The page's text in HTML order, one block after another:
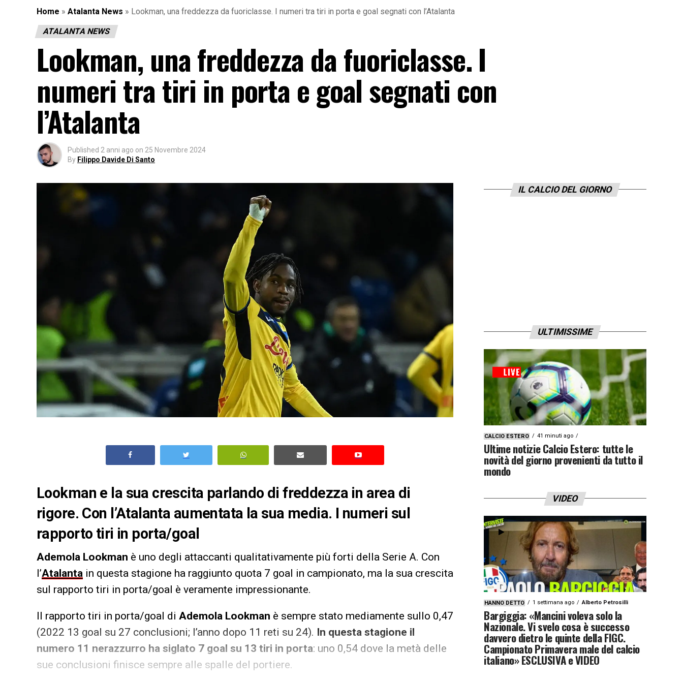
Home » Atalanta News » Lookman, una freddezza da fuoriclasse. I numeri tra tiri in porta e goal segnati con l’Atalanta
ATALANTA NEWS
Lookman, una freddezza da fuoriclasse. I
numeri tra tiri in porta e goal segnati con
l’Atalanta
Published 2 anni ago on 25 Novembre 2024
By Filippo Davide Di Santo
Lookman e la sua crescita parlando di freddezza in area di
rigore. Con l’Atalanta aumentata la sua media. I numeri sul
rapporto tiri in porta/goal
Ademola Lookman è uno degli attaccanti qualitativamente più forti della Serie A. Con
l’Atalanta in questa stagione ha raggiunto quota 7 goal in campionato, ma la sua crescita
sul rapporto tiri in porta/goal è veramente impressionante.
Il rapporto tiri in porta/goal di Ademola Lookman è sempre stato mediamente sullo 0,47
(2022 13 goal su 27 conclusioni; l’anno dopo 11 reti su 24). In questa stagione il
numero 11 nerazzurro ha siglato 7 goal su 13 tiri in porta: uno 0,54 dove la metà delle
sue conclusioni finisce sempre alle spalle del portiere.
IL CALCIO DEL GIORNO
ULTIMISSIME
CALCIO ESTERO 41 minuti ago
Ultime notizie Calcio Estero: tutte le
novità del giorno provenienti da tutto il
mondo
VIDEO
HANNO DETTO 1 settimana ago Alberto Petrosilli
Bargiggia: «Mancini voleva solo la
Nazionale. Vi svelo cosa è successo
davvero dietro le quinte della FIGC.
Campionato Primavera male del calcio
italiano» ESCLUSIVA e VIDEO